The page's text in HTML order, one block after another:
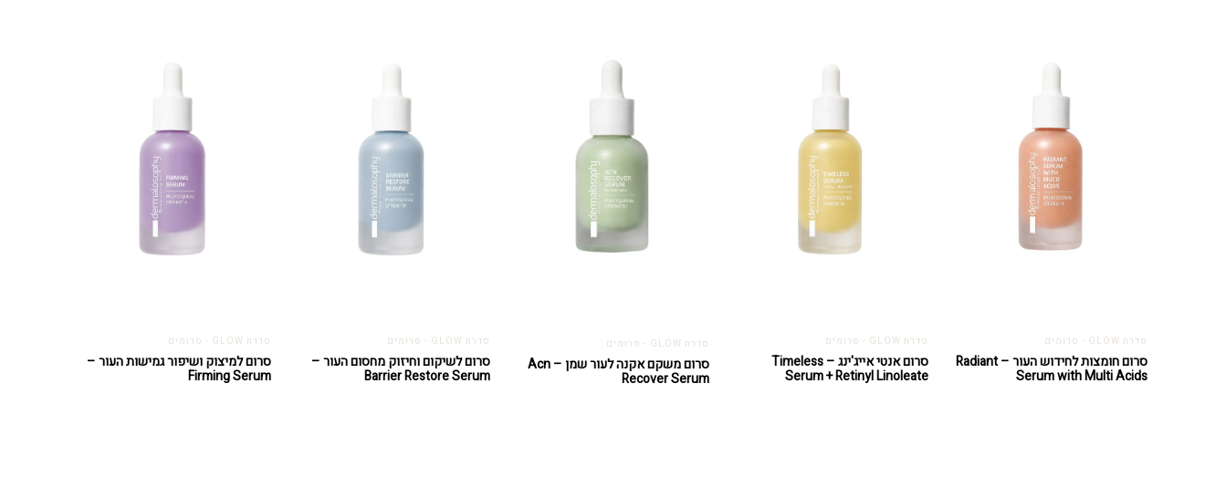
סדרת GLOW - סרומים
סרום חומצות לחידוש העור – Radiant
Serum with Multi Acids
סדרת GLOW - סרומים
סרום אנטי אייג'ינג – Timeless
Serum + Retinyl Linoleate
סדרת GLOW - סרומים
סרום משקם אקנה לעור שמן – Acn
Recover Serum
סדרת GLOW - סרומים
סרום לשיקום וחיזוק מחסום העור –
Barrier Restore Serum
סדרת GLOW - סרומים
סרום למיצוק ושיפור גמישות העור –
Firming Serum